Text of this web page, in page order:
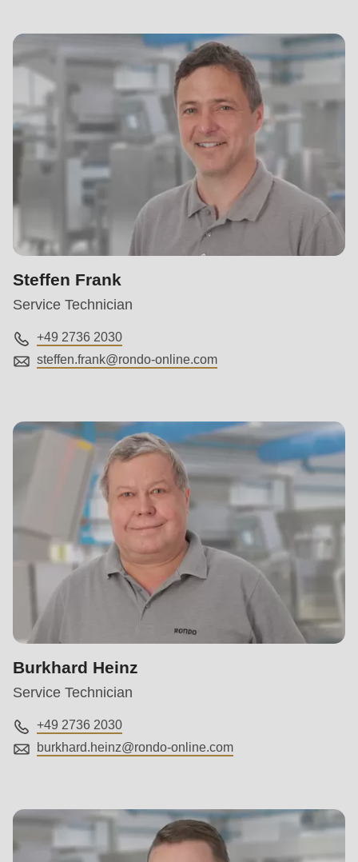
Steffen Frank
Service Technician
+49 2736 2030
steffen.frank@rondo-online.com
Burkhard Heinz
Service Technician
+49 2736 2030
burkhard.heinz@rondo-online.com